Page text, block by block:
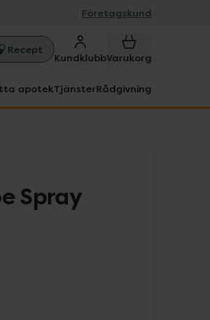
Företagskund
Recept
KundklubbVarukorg
apotekTjänsterRådgivning
Spray